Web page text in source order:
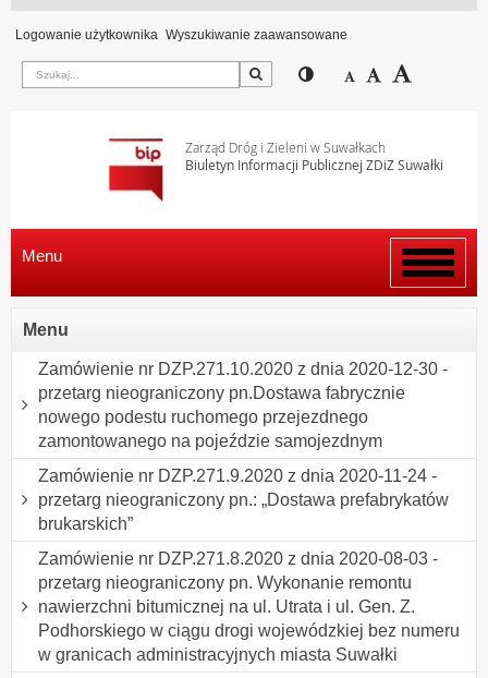
Logowanie użytkownika Wyszukiwanie zaawansowane
Szukaj Przełącz pomiędzy
Zmniejsz
Domyślny
Zarząd Dróg i Zieleni w Suwałkach
Biuletyn Informacji Publicznej ZDiZ Suwałki
Włącz
menu
Menu
Menu
Zamówienie nr DZP.271.10.2020 z dnia 2020-12-30 -
przetarg nieograniczony pn.Dostawa fabrycznie
nowego podestu ruchomego przejezdnego
zamontowanego na pojeździe samojezdnym
Zamówienie nr DZP.271.9.2020 z dnia 2020-11-24 -
przetarg nieograniczony pn.: „Dostawa prefabrykatów
brukarskich”
Zamówienie nr DZP.271.8.2020 z dnia 2020-08-03 -
przetarg nieograniczony pn. Wykonanie remontu
nawierzchni bitumicznej na ul. Utrata i ul. Gen. Z.
Podhorskiego w ciągu drogi wojewódzkiej bez numeru
w granicach administracyjnych miasta Suwałki